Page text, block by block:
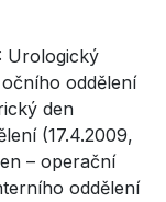
Urologický
oddělení
den
(17.4.2009,
– operační
oddělení